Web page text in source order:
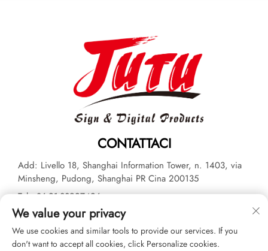
CONTATTACI
Add: Livello 18, Shanghai Information Tower, n. 1403, via
Minsheng, Pudong, Shanghai PR Cina 200135
Tel:+86-21-33927426
E-mail:[email protected]
We value your privacy
We use cookies and similar tools to provide our services. If you
don't want to accept all cookies, click Personalize cookies.